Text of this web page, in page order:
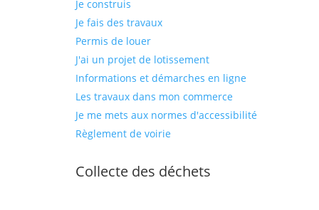
Je construis
Je fais des travaux
Permis de louer
J'ai un projet de lotissement
Informations et démarches en ligne
Les travaux dans mon commerce
Je me mets aux normes d'accessibilité
Règlement de voirie
Collecte des déchets